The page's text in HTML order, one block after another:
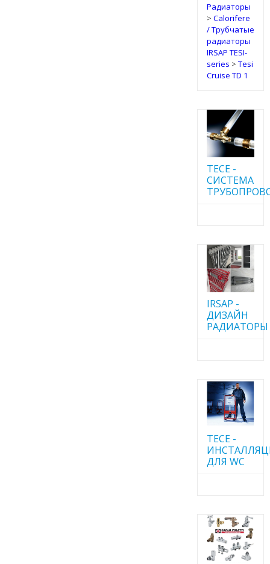
Радиаторы
> Calorifere
/ Трубчатые
радиаторы
IRSAP TESI-
series > Tesi
Cruise TD 1
TECE -
CИСТЕМА
IRSAP -
ДИЗАЙН
РАДИАТОРЫ
TECE -
ДЛЯ WC